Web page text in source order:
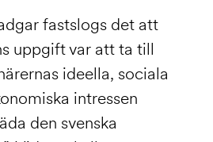
fastslogs det att
uppgift var att ta till
ideella, sociala
intressen
den svenska